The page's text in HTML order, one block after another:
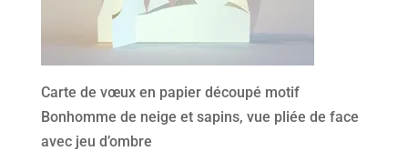
Carte de vœux en papier découpé motif
Bonhomme de neige et sapins, vue pliée de face
avec jeu d’ombre